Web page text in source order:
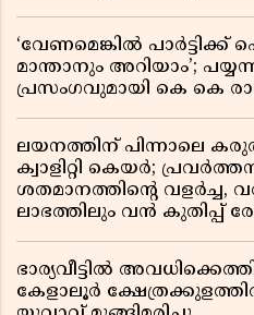
‘വേണമെങ്കിൽ പാർട്ടിക്ക്
മാന്താനും അറിയാം’;
പ്രസംഗവുമായി കെ കെ
ലയനത്തിന് പിന്നാലെ
ക്വാളിറ്റി കെയർ;
ശതമാനത്തിൻ്റെ വളർച്ച,
ലാഭത്തിലും വൻ കുതിപ്പ്
ഭാര്യവീട്ടിൽ
കേളാലൂർ